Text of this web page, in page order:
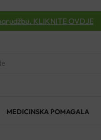
KLIKNITE OVDJE
MEDICINSKA POMAGALA